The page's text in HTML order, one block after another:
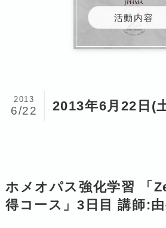
活動内容
2013年6月22日(
2013
6/22
ホメオパス強化学習 「
得コース」3日目 講師: